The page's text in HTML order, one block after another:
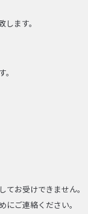
ます。
お受けできません。
ご連絡ください。